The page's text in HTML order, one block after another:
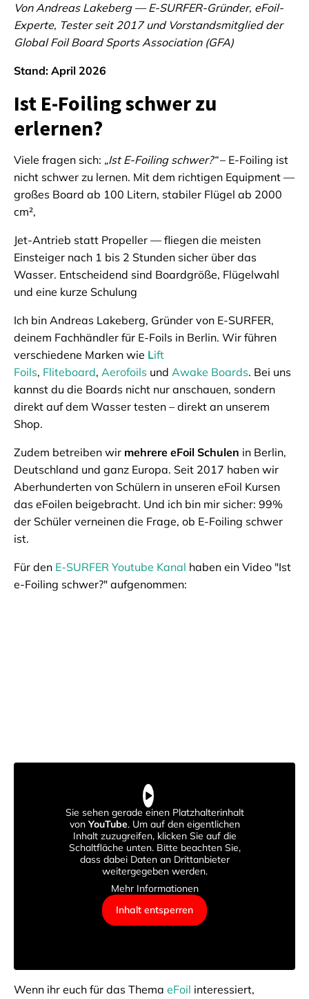
Von Andreas Lakeberg — E-SURFER-Gründer, eFoil-
Experte, Tester seit 2017 und Vorstandsmitglied der
Global Foil Board Sports Association (GFA)
Stand: April 2026
Ist E-Foiling schwer zu
erlernen?
Viele fragen sich: „Ist E-Foiling schwer?“– E-Foiling ist
nicht schwer zu lernen. Mit dem richtigen Equipment —
großes Board ab 100 Litern, stabiler Flügel ab 2000
cm²,
Jet-Antrieb statt Propeller — fliegen die meisten
Einsteiger nach 1 bis 2 Stunden sicher über das
Wasser. Entscheidend sind Boardgröße, Flügelwahl
und eine kurze Schulung
Ich bin Andreas Lakeberg, Gründer von E-SURFER,
deinem Fachhändler für E-Foils in Berlin. Wir führen
verschiedene Marken wie Lift
Foils, Fliteboard, Aerofoils und Awake Boards. Bei uns
kannst du die Boards nicht nur anschauen, sondern
direkt auf dem Wasser testen – direkt an unserem
Shop.
Zudem betreiben wir mehrere eFoil Schulen in Berlin,
Deutschland und ganz Europa. Seit 2017 haben wir
Aberhunderten von Schülern in unseren eFoil Kursen
das eFoilen beigebracht. Und ich bin mir sicher: 99%
der Schüler verneinen die Frage, ob E-Foiling schwer
ist.
Für den E-SURFER Youtube Kanal haben ein Video "Ist
e-Foiling schwer?" aufgenommen:
Sie sehen gerade einen Platzhalterinhalt
vonYouTube. Um auf den eigentlichen
Inhalt zuzugreifen, klicken Sie auf die
Schaltfläche unten. Bitte beachten Sie,
dass dabei Daten an Drittanbieter
weitergegeben werden.
Mehr Informationen
Inhalt entsperren
Wenn ihr euch für das Thema eFoil interessiert,